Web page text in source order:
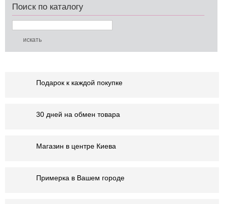
Поиск по каталогу
Подарок к каждой покупке
30 дней на обмен товара
Магазин в центре Киева
Примерка в Вашем городе